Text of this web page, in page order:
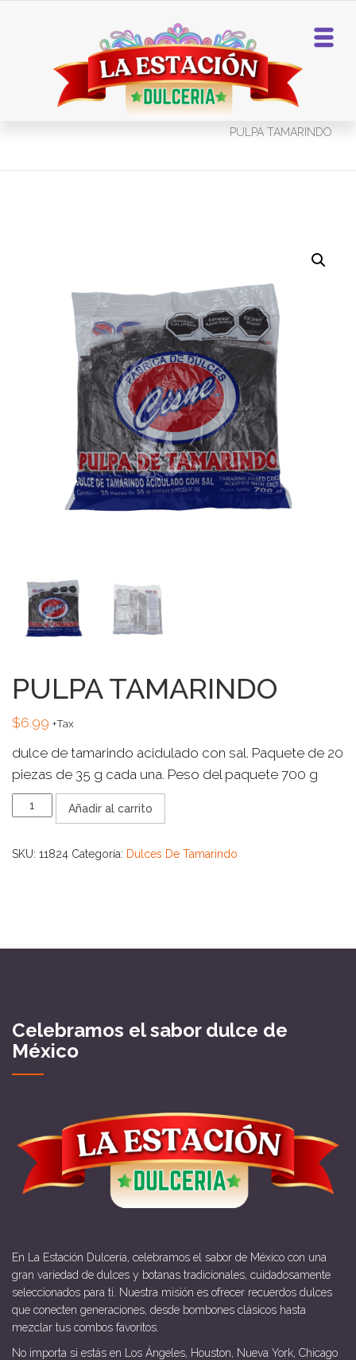
Home
Dulces De Tamarindo
PULPA TAMARINDO
PULPA TAMARINDO
$6.99 +Tax
dulce de tamarindo acidulado con sal. Paquete de 20
piezas de 35 g cada una. Peso del paquete 700 g
PULPA
TAMARINDO
Añadir al carrito
SKU: 11824 Categoría: Dulces De Tamarindo
Celebramos el sabor dulce de
México
En La Estación Dulcería, celebramos el sabor de México con una
gran variedad de dulces y botanas tradicionales, cuidadosamente
seleccionados para ti. Nuestra misión es ofrecer recuerdos dulces
que conecten generaciones, desde bombones clásicos hasta
mezclar tus combos favoritos.
No importa si estás en Los Ángeles, Houston, Nueva York, Chicago